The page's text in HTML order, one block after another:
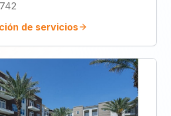
de servicios